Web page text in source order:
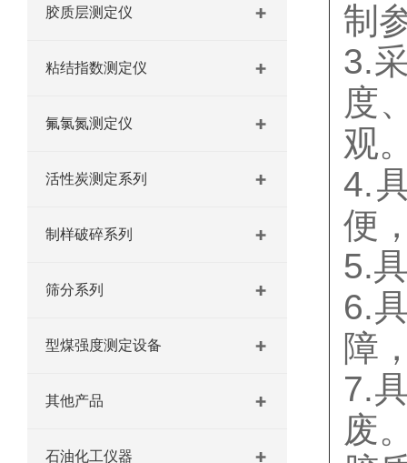
胶质层测定仪
粘结指数测定仪
氟氯氮测定仪
活性炭测定系列
制样破碎系列
筛分系列
型煤强度测定设备
其他产品
石油化工仪器
制
3.
度
观
4.
便
5.
6.
障
7.
废